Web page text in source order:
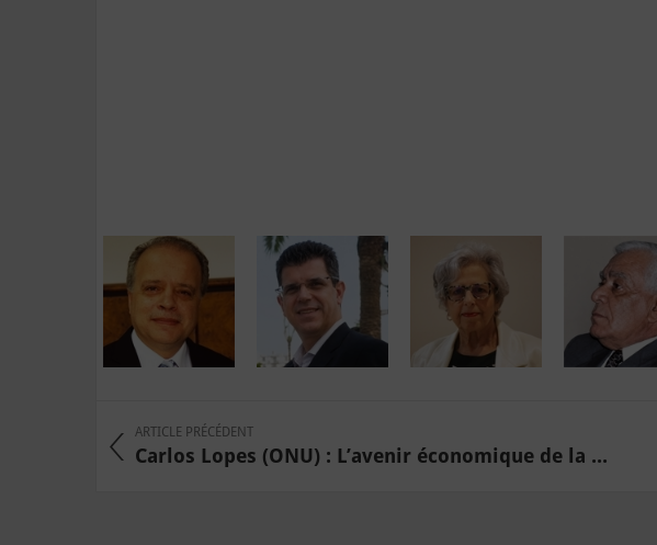
ARTICLE PRÉCÉDENT
Carlos Lopes (ONU) : L’avenir économique de la ...